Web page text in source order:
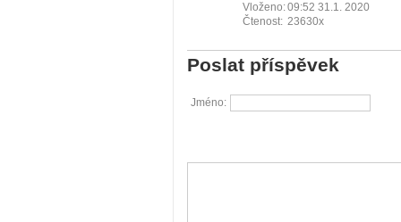
Vloženo:09:52 31.1. 2020
Čtenost: 23630x
Poslat příspěvek
Jméno: